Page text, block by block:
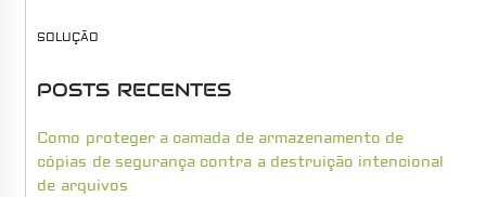
SOLUÇÃO
POSTS RECENTES
Como proteger a camada de armazenamento de
cópias de segurança contra a destruição intencional
de arquivos